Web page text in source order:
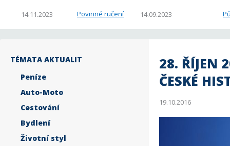
14.11.2023 Povinné ručení 14.09.2023
TÉMATA AKTUALIT
Peníze
Auto-Moto
Cestování
Bydlení
Životní styl
28. ŘÍJEN
ČESKÉ
19.10.2016